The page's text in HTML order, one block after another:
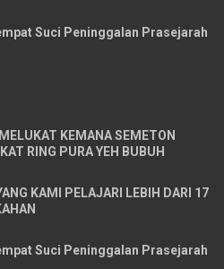
Suci Peninggalan Prasejarah
KEMANA SEMETON
RING PURA YEH BUBUH
KAMI PELAJARI LEBIH DARI 17
Suci Peninggalan Prasejarah